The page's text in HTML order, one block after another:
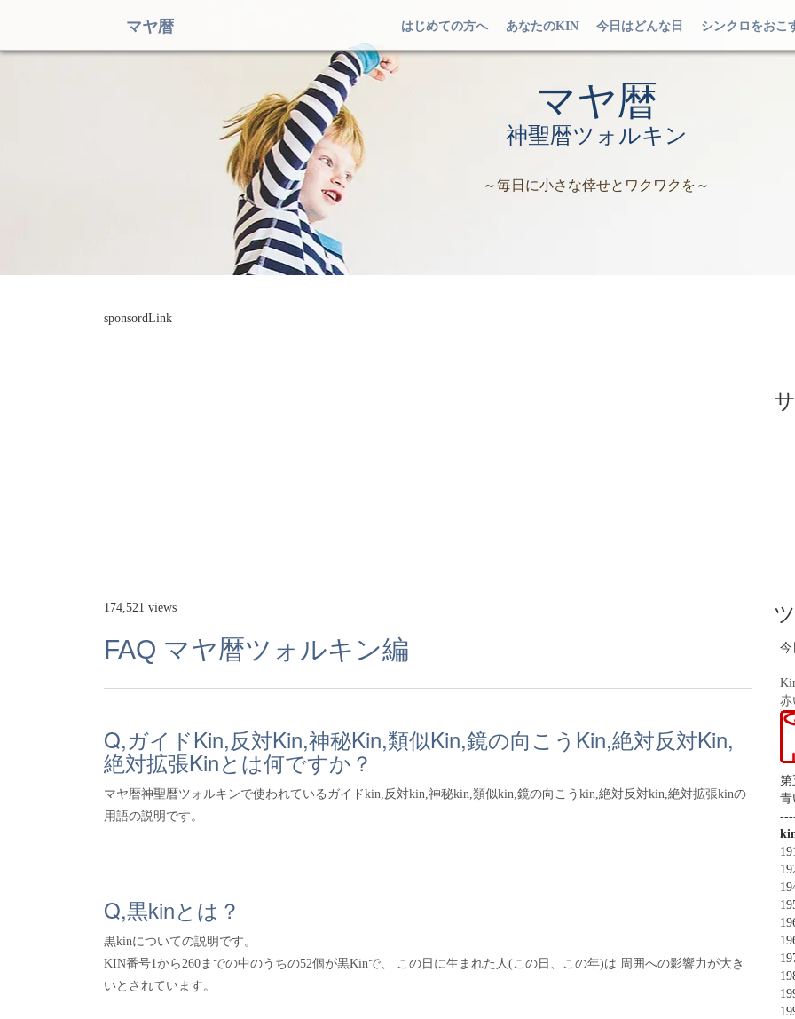
マヤ暦 はじめての方へ あなたのKIN 今日はどんな日 シンクロをおこ
マヤ暦
神聖暦ツォルキン
～毎日に小さな倖せとワクワクを～
sponsordLink
174,521 views
FAQ マヤ暦ツォルキン編
Q,ガイドKin,反対Kin,神秘Kin,類似Kin,鏡の向こうKin,絶対反対Kin,
絶対拡張Kinとは何ですか？
マヤ暦神聖暦ツォルキンで使われているガイドkin,反対kin,神秘kin,類似kin,鏡の向こうkin,絶対反対kin,絶対拡張kinの
用語の説明です。
Q,黒kinとは？
黒kinについての説明です。
KIN番号1から260までの中のうちの52個が黒Kinで、 この日に生まれた人(この日、この年)は 周囲への影響力が大き
いとされています。
今
赤
第
青